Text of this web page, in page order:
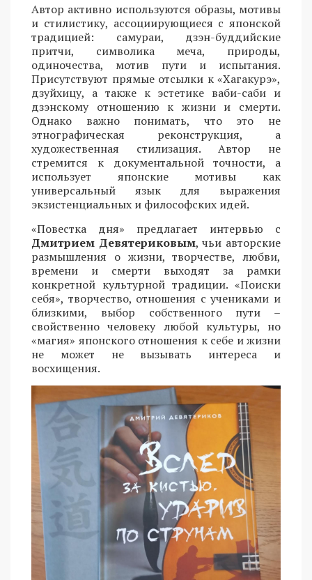
Автор активно используются образы, мотивы
и стилистику, ассоциирующиеся с японской
традицией: самураи, дзэн-буддийские
притчи, символика меча, природы,
одиночества, мотив пути и испытания.
Присутствуют прямые отсылки к «Хагакурэ»,
дзуйхицу, а также к эстетике ваби-саби и
дзэнскому отношению к жизни и смерти.
Однако важно понимать, что это не
этнографическая реконструкция, а
художественная стилизация. Автор не
стремится к документальной точности, а
использует японские мотивы как
универсальный язык для выражения
экзистенциальных и философских идей.
«Повестка дня» предлагает интервью с
Дмитрием Девятериковым, чьи авторские
размышления о жизни, творчестве, любви,
времени и смерти выходят за рамки
конкретной культурной традиции. «Поиски
себя», творчество, отношения с учениками и
близкими, выбор собственного пути –
свойственно человеку любой культуры, но
«магия» японского отношения к себе и жизни
не может не вызывать интереса и
восхищения.